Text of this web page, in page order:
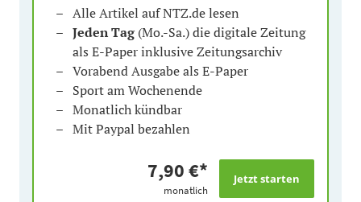
Alle Artikel auf NTZ.de lesen
Jeden Tag(Mo.-Sa.) die digitale Zeitung
als E-Paper inklusive Zeitungsarchiv
Vorabend Ausgabe als E-Paper
Sport am Wochenende
Monatlich kündbar
Mit Paypal bezahlen
7,90 €*
monatlich